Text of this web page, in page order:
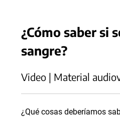
¿Cómo saber si
sangre?
Video | Material
¿Qué cosas deberíamos